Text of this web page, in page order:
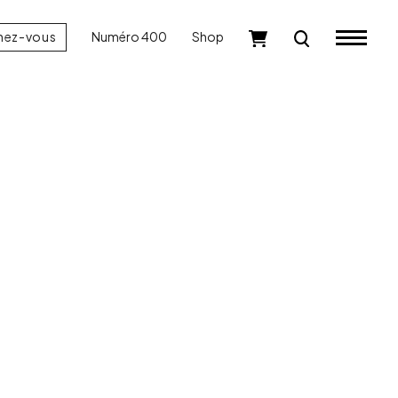
vous Numéro 400 Shop